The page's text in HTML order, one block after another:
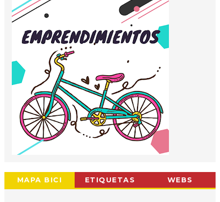
MAPA BICI ETIQUETAS WEBS